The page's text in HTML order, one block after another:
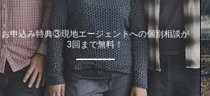
お申込み特典③現地エージェントへの個別相談が
3回まで無料！